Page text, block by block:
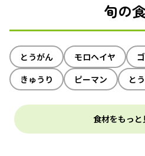
旬の
とうがん モロヘイヤ
きゅうり
ピーマン と
食材をもっと